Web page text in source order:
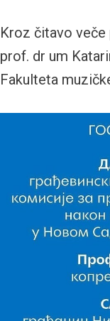
Kroz čitavo
prof. dr um
Fakulteta